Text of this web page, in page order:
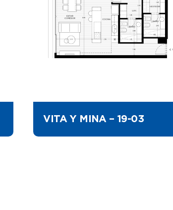
VITA Y MINA – 19-03